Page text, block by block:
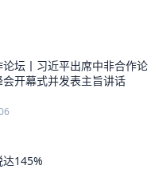
论坛丨习近平出席中非合作论
开幕式并发表主旨讲话
145%